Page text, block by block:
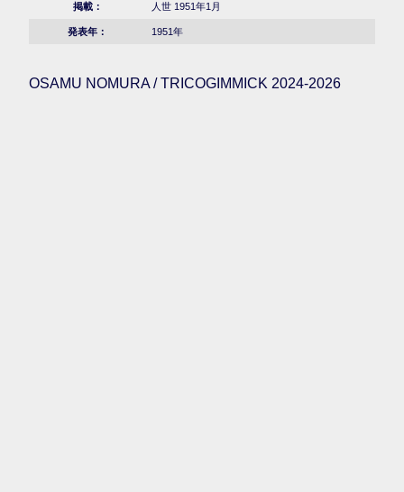
掲載： 人世 1951年1月
発表年： 1951年
OSAMU NOMURA / TRICOGIMMICK 2024-2026